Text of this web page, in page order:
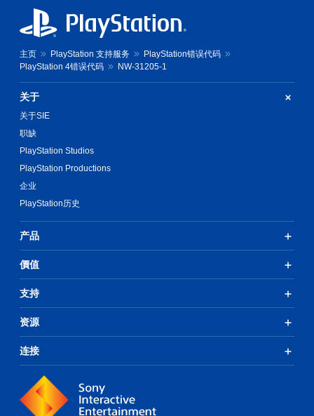
主页 PlayStation 支持服务
PlayStation错误代码
PlayStation 4错误代码
NW-31205-1
关于
关于SIE
职缺
PlayStation Studios
PlayStation Productions
企业
PlayStation历史
产品
價值
支持
资源
连接